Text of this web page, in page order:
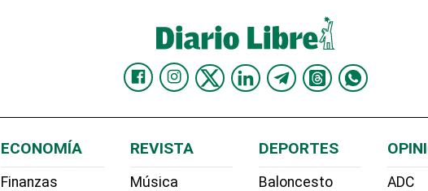
ECONOMÍA
Finanzas
REVISTA
Música
DEPORTES
Baloncesto
ADC